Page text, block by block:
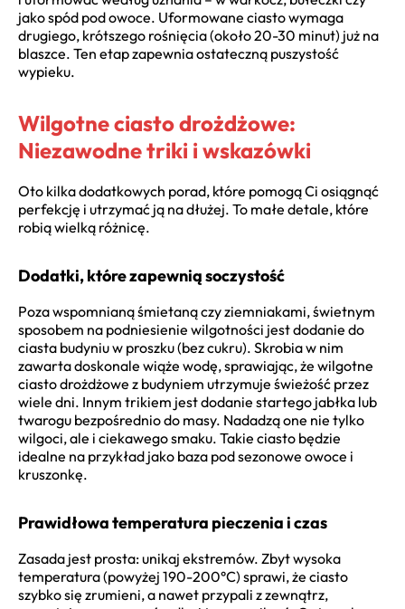
jako spód pod owoce. Uformowane ciasto wymaga
drugiego, krótszego rośnięcia (około 20-30 minut) już na
blaszce. Ten etap zapewnia ostateczną puszystość
wypieku.
Wilgotne ciasto drożdżowe:
Niezawodne triki i wskazówki
Oto kilka dodatkowych porad, które pomogą Ci osiągnąć
perfekcję i utrzymać ją na dłużej. To małe detale, które
robią wielką różnicę.
Dodatki, które zapewnią soczystość
Poza wspomnianą śmietaną czy ziemniakami, świetnym
sposobem na podniesienie wilgotności jest dodanie do
ciasta budyniu w proszku (bez cukru). Skrobia w nim
zawarta doskonale wiąże wodę, sprawiając, że wilgotne
ciasto drożdżowe z budyniem utrzymuje świeżość przez
wiele dni. Innym trikiem jest dodanie startego jabłka lub
twarogu bezpośrednio do masy. Nadadzą one nie tylko
wilgoci, ale i ciekawego smaku. Takie ciasto będzie
idealne na przykład jako baza pod sezonowe owoce i
kruszonkę.
Prawidłowa temperatura pieczenia i czas
Zasada jest prosta: unikaj ekstremów. Zbyt wysoka
temperatura (powyżej 190-200°C) sprawi, że ciasto
szybko się zrumieni, a nawet przypali z zewnątrz,